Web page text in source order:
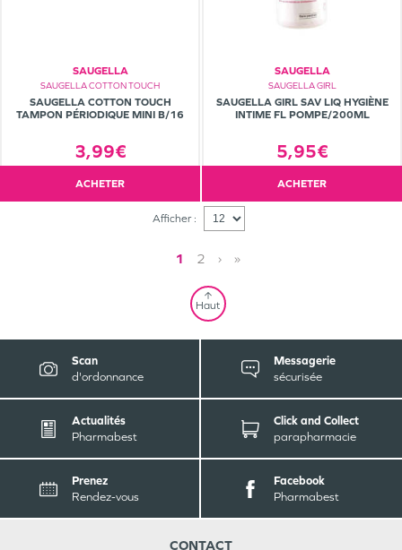
SAUGELLA
SAUGELLA COTTON TOUCH
SAUGELLA COTTON TOUCH
TAMPON PÉRIODIQUE MINI B/16
3,99€
ACHETER
SAUGELLA
SAUGELLA GIRL
SAUGELLA GIRL SAV LIQ HYGIÈNE
INTIME FL POMPE/200ML
5,95€
ACHETER
Afficher :
1 2 › »
Haut
Scan
d'ordonnance
Messagerie
sécurisée
Actualités
Pharmabest
Click and Collect
parapharmacie
Prenez
Rendez-vous
Facebook
Pharmabest
CONTACT